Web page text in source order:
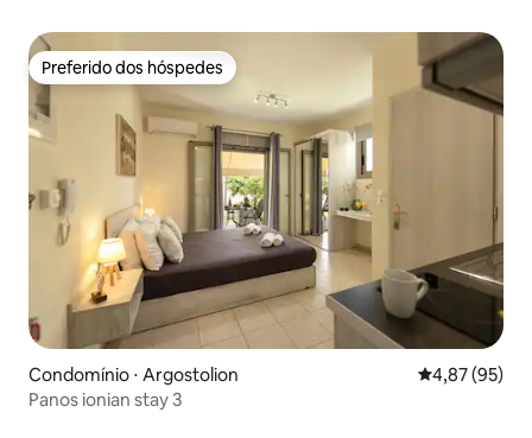
Preferido dos hóspedes
Preferido dos hóspedes
Condomínio ⋅ Argostolion 4,87 de uma
4,87 (95)
Panos ionian stay 3